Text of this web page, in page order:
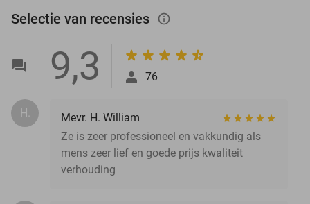
Selectie van recensies info_outlined
9,3 76
H.
Mevr. H. William
Ze is zeer professioneel en vakkundig als
mens zeer lief en goede prijs kwaliteit
verhouding